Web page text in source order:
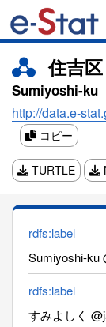
住吉区
Sumiyoshi-ku
http://data.e-
コピー
TURTLE
rdfs:label
Sumiyoshi-ku
rdfs:label
すみよしく